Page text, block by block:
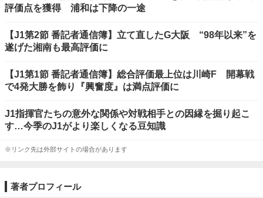
評価点を獲得 浦和は下降の一途
【J1第2節 番記者通信簿】立て直したG大阪 “98年以来”を
遂げた湘南も最高評価に
【J1第1節 番記者通信簿】総合評価最上位は川崎F 開幕戦
で4発大勝を飾り『興奮度』は満点評価に
J1指揮官たちの意外な関係や対戦相手との因縁を掘り起こ
す…今季のJ1がより楽しくなる豆知識
※リンク先は外部サイトの場合があります
著者プロフィール